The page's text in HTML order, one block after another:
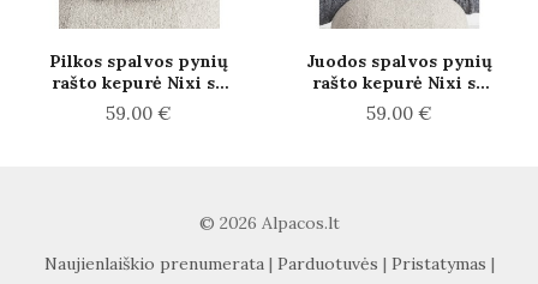
Pilkos spalvos pynių
rašto kepurė Nixi su
pilku bumbulu
59.00 €
Juodos spalvos pynių
rašto kepurė Nixi su
pilku bumbulu
59.00 €
© 2026 Alpacos.lt
Naujienlaiškio prenumerata| Parduotuvės | Pristatymas |